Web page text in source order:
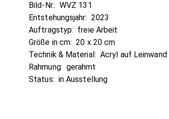
Bild-Nr.: WVZ 131
Entstehungsjahr: 2023
Auftragstyp: freie Arbeit
Größe in cm: 20 x 20 cm
Technik & Material: Acryl auf Leinwand
Rahmung: gerahmt
Status: in Ausstellung